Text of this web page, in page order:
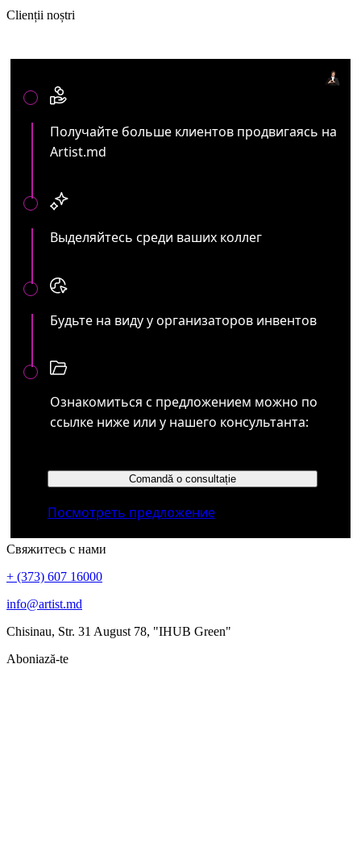
Clienții noștri
Получайте больше клиентов продвигаясь на
Artist.md
Выделяйтесь среди ваших коллег
Будьте на виду у организаторов инвентов
Ознакомиться с предложением можно по
ссылке ниже или у нашего консультанта:
Comandă o consultație
Посмотреть предложение
Свяжитесь с нами
+ (373) 607 16000
info@artist.md
Chisinau, Str. 31 August 78, "IHUB Green"
Aboniază-te